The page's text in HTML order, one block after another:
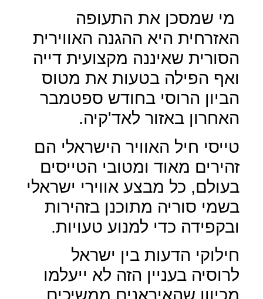
מי שמסכן את התעופה
האזרחית היא ההגנה האווירית
הסורית שאיננה מקצועית דייה
ואף הפילה בטעות את מטוס
הביון הרוסי בחודש ספטמבר
האחרון באזור לאד'קיה.
טייסי חיל האוויר הישראלי הם
זהירים מאוד ומטובי הטייסים
בעולם, כל מבצע אווירי ישראלי
בשמי סוריה מתוכנן בזהירות
ובקפידה כדי למנוע טעויות.
חילוקי הדעות בין ישראל
לרוסיה בעניין הזה לא ייעלמו
מכיוון שהאיראנים ממשיכים